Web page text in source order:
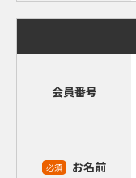
会員番号
必須 お名前